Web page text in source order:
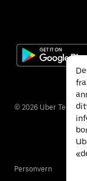
© 2026 Uber
Personvern